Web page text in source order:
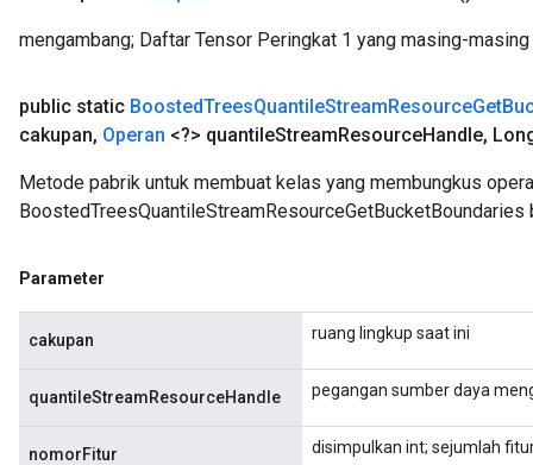
mengambang; Daftar Tensor Peringkat 1 yang masing-
public static BoostedTreesQuantileStreamResourceGet
cakupan, Operan <?> quantileStreamResourceHandle,
Metode pabrik untuk membuat kelas yang membungkus
BoostedTreesQuantileStreamResourceGetBucketBoundaries
Parameter
cakupan ruang lingkup saat ini
quantileStreamResourceHandle pegangan sumber daya
nomorFitur disimpulkan int; sejumlah